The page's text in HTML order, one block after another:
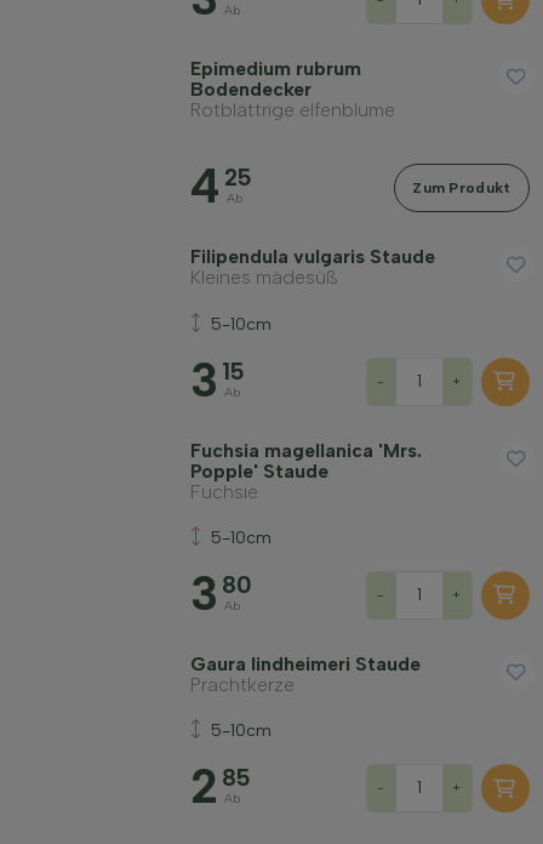
Ab
Epimedium rubrum
Bodendecker
Rotblättrige elfenblume
4 25
Ab
Zum Produkt
Filipendula vulgaris Staude
Kleines mädesüß
5-10cm
3 15
Ab
- +
Fuchsia magellanica 'Mrs.
Popple' Staude
Fuchsie
5-10cm
3 80
Ab
- +
Gaura lindheimeri Staude
Prachtkerze
5-10cm
2 85
Ab
- +